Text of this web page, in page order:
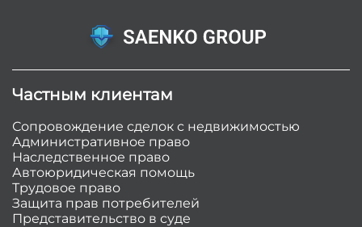
Частным клиентам
Сопровождение сделок с недвижимостью
Административное право
Наследственное право
Автоюридическая помощь
Трудовое право
Защита прав потребителей
Представительство в суде